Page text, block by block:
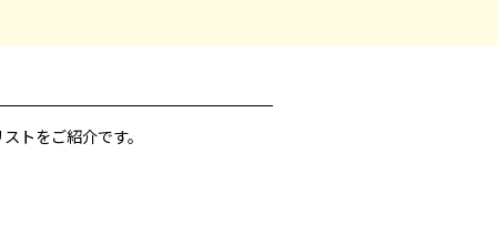
トをご紹介です。